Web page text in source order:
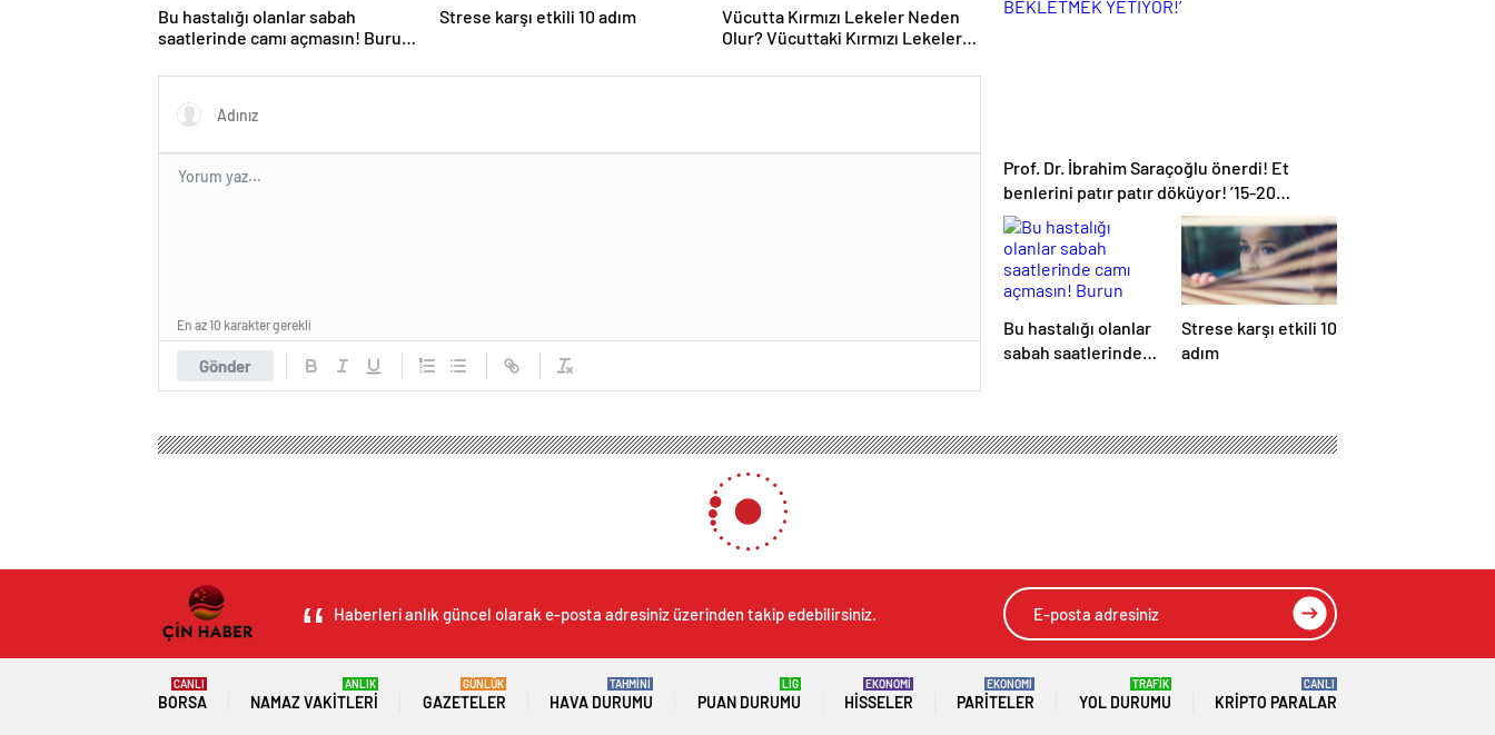
Bu hastalığı olanlar sabah
saatlerinde camı açmasın! Burun
öksürük… Meğer tetikliyormuş
Strese karşı etkili 10 adım
Vücutta Kırmızı Lekeler Neden
Olur? Vücuttaki Kırmızı Lekeler
Gönder
En az 10 karakter gerekli
Prof. Dr. İbrahim Saraçoğlu önerdi! Et
benlerini patır patır döküyor! ’15-20
DAKİKA BEKLETMEK YETİYOR!’
Bu hastalığı olanlar
sabah saatlerinde
öksürük… Meğer
Strese karşı etkili 10
adım
Haberleri anlık güncel olarak e-posta adresiniz üzerinden takip edebilirsiniz.
BORSA
CANLI
NAMAZ VAKITLERI
ANLIK
GAZETELER
GÜNLÜK
HAVA DURUMU
TAHMİNİ
PUAN DURUMU
LİG
HISSELER
EKONOMİ
PARITELER
EKONOMİ
YOL DURUMU
TRAFİK
KRIPTO PARALAR
CANLI